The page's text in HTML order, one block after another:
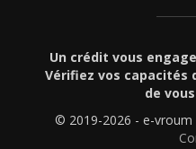
Un crédit vous
Vérifiez vos capacités
de
© 2019-2026 - e-vroum